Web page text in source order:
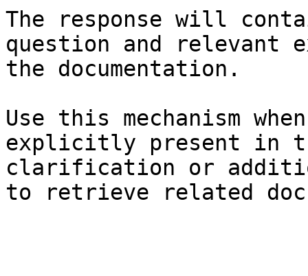
The response will
question and relevant
the documentation.
Use this mechanism
explicitly present in
clarification or